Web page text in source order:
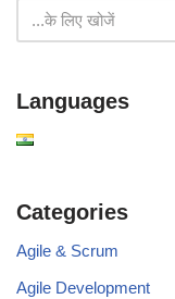
Languages
Categories
Agile & Scrum
Agile Development